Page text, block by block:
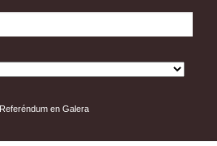
Referéndum en Galera